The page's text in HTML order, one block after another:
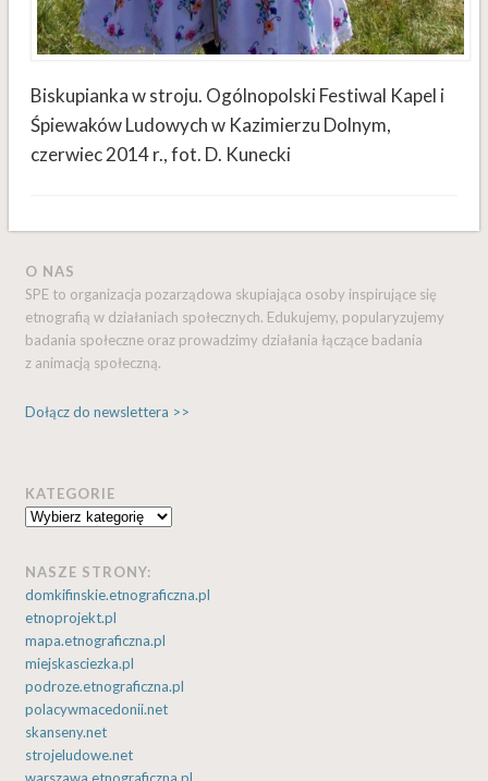
Biskupianka w stroju. Ogólnopolski Festiwal Kapel i
Śpiewaków Ludowych w Kazimierzu Dolnym,
czerwiec 2014 r., fot. D. Kunecki
O NAS
SPE to organizacja pozarządowa skupiająca osoby inspirujące się
etnografią w działaniach społecznych. Edukujemy, popularyzujemy
badania społeczne oraz prowadzimy działania łączące badania
z animacją społeczną.
Dołącz do newslettera >>
KATEGORIE
Kategorie
NASZE STRONY:
domkifinskie.etnograficzna.pl
etnoprojekt.pl
mapa.etnograficzna.pl
miejskasciezka.pl
podroze.etnograficzna.pl
polacywmacedonii.net
skanseny.net
strojeludowe.net